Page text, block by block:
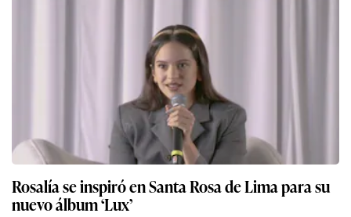
Rosalía se inspiró en Santa Rosa de Lima para su
nuevo álbum ‘Lux’